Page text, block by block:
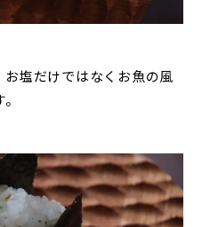
塩だけではなくお魚の風